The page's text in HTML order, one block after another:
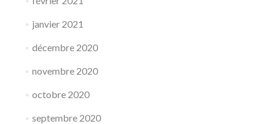
janvier 2021
décembre 2020
novembre 2020
octobre 2020
septembre 2020